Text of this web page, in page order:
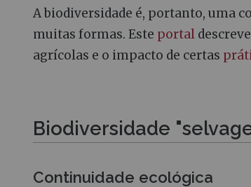
A biodiversidade é, portanto, uma
muitas formas. Este portal
agrícolas e o impacto de certas
Biodiversidade
Continuidade ecológica